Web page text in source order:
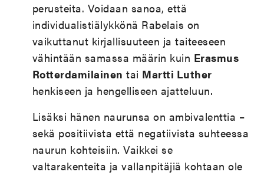
perusteita. Voidaan sanoa, että
individualistiälykkönä Rabelais on
vaikuttanut kirjallisuuteen ja taiteeseen
vähintään samassa määrin kuin Erasmus
Rotterdamilainen tai Martti Luther
henkiseen ja hengelliseen ajatteluun.
Lisäksi hänen naurunsa on ambivalenttia –
sekä positiivista että negatiivista suhteessa
naurun kohteisiin. Vaikkei se
valtarakenteita ja vallanpitäjiä kohtaan ole